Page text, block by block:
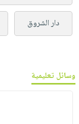
دار الشروق
وسائل تعليمية